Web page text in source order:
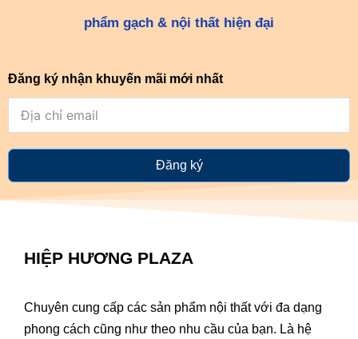
phẩm gạch & nội thất hiện đại
Đăng ký nhận khuyến mãi mới nhất
Đăng ký
HIỆP HƯƠNG PLAZA
Chuyên cung cấp các sản phẩm nội thất với đa dạng
phong cách cũng như theo nhu cầu của bạn. Là hệ